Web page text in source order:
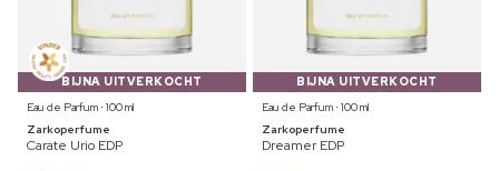
BIJNA UITVERKOCHT
Eau de Parfum ⋅ 100 ml
Zarkoperfume
Carate Urio EDP
BIJNA UITVERKOCHT
Eau de Parfum ⋅ 100 ml
Zarkoperfume
Dreamer EDP